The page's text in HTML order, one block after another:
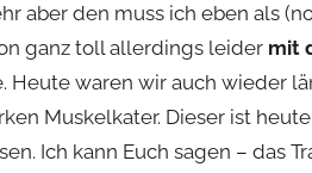
aber den muss ich eben als
ganz toll allerdings leider mit
Heute waren wir auch wieder
Muskelkater. Dieser ist
Ich kann Euch sagen – das